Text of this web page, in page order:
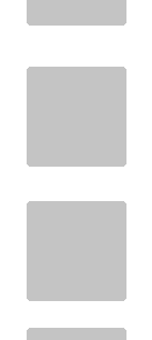
LISTRIK